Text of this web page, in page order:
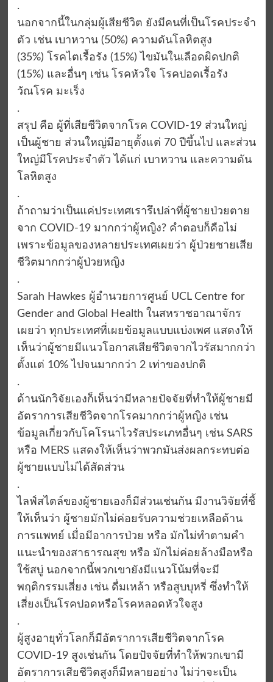
.
นอกจากนี้ในกลุ่มผู้เสียชีวิต ยังมีคนที่เป็นโรคประจำ
ตัว เช่น เบาหวาน (50%) ความดันโลหิตสูง
(35%) โรคไตเรื้อรัง (15%) ไขมันในเลือดผิดปกติ
(15%) และอื่นๆ เช่น โรคหัวใจ โรคปอดเรื้อรัง
วัณโรค มะเร็ง
.
สรุป คือ ผู้ที่เสียชีวิตจากโรค COVID-19 ส่วนใหญ่
เป็นผู้ชาย ส่วนใหญ่มีอายุตั้งแต่ 70 ปีขึ้นไป และส่วน
ใหญ่มีโรคประจำตัว ได้แก่ เบาหวาน และความดัน
โลหิตสูง
.
ถ้าถามว่าเป็นแค่ประเทศเรารึเปล่าที่ผู้ชายป่วยตาย
จาก COVID-19 มากกว่าผู้หญิง? คำตอบก็คือไม่
เพราะข้อมูลของหลายประเทศเผยว่า ผู้ป่วยชายเสีย
ชีวิตมากกว่าผู้ป่วยหญิง
.
Sarah Hawkes ผู้อำนวยการศูนย์ UCL Centre for
Gender and Global Health ในสหราชอาณาจักร
เผยว่า ทุกประเทศที่เผยข้อมูลแบบแบ่งเพศ แสดงให้
เห็นว่าผู้ชายมีแนวโอกาสเสียชีวิตจากไวรัสมากกว่า
ตั้งแต่ 10% ไปจนมากกว่า 2 เท่าของปกติ
.
ด้านนักวิจัยเองก็เห็นว่ามีหลายปัจจัยที่ทำให้ผู้ชายมี
อัตราการเสียชีวิตจากโรคมากกว่าผู้หญิง เช่น
ข้อมูลเกี่ยวกับโคโรนาไวรัสประเภทอื่นๆ เช่น SARS
หรือ MERS แสดงให้เห็นว่าพวกมันส่งผลกระทบต่อ
ผู้ชายแบบไม่ได้สัดส่วน
.
ไลฟ์สไตล์ของผู้ชายเองก็มีส่วนเช่นก้น มีงานวิจัยที่ชี้
ให้เห็นว่า ผู้ชายมักไม่ค่อยรับความช่วยเหลือด้าน
การแพทย์ เมื่อมีอาการป่วย หรือ มักไม่ทำตามคำ
แนะนำของสาธารณสุข หรือ มักไม่ค่อยล้างมือหรือ
ใช้สบู่ นอกจากนี้พวกเขายังมีแนวโน้มที่จะมี
พฤติกรรมเสี่ยง เช่น ดื่มเหล้า หรือสูบบุหรี่ ซึ่งทำให้
เสี่ยงเป็นโรคปอดหรือโรคหลอดหัวใจสูง
.
ผู้สูงอายุทั่วโลกก็มีอัตราการเสียชีวิตจากโรค
COVID-19 สูงเช่นกัน โดยปัจจัยที่ทำให้พวกเขามี
อัตราการเสียชีวิตสูงก็มีหลายอย่าง ไม่ว่าจะเป็น